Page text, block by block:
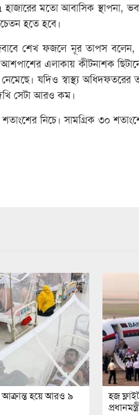
মতো আবাসিক স্থাপনা,
হতে হবে।
শেখ ফজলে নূর তাপস বলেন,
আশপাশের এলাকায় কীটনাশক
যদিও স্বাস্থ্য
সেটা আরও কম।
নিচে। সামগ্রিক ৩০
আক্রান্ত হয়ে আরও ৯
হজ